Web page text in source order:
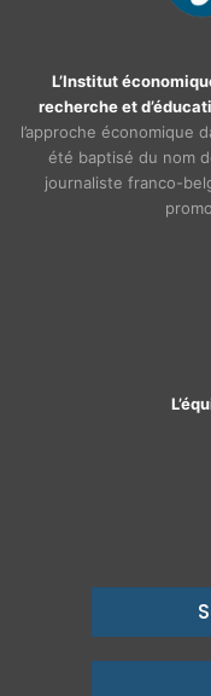
L’Institut
recherche et
l’approche économique
été baptisé du nom
journaliste franco-